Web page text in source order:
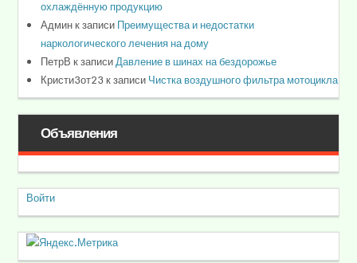
охлаждённую продукцию
Админк записиПреимущества и недостатки
наркологического лечения на дому
ПетрВ к записиДавление в шинах на бездорожье
Кристи3от23 к записиЧистка воздушного фильтра мотоцикла
Объявления
Войти